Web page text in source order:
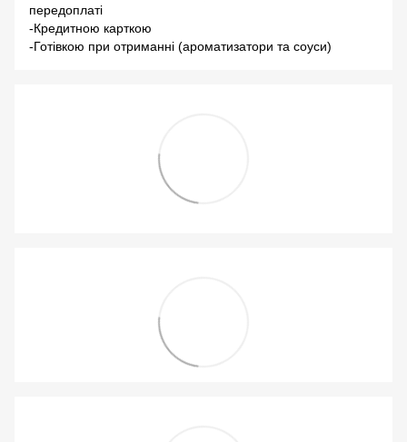
передоплаті
-Кредитною карткою
-Готівкою при отриманні (ароматизатори та соуси)